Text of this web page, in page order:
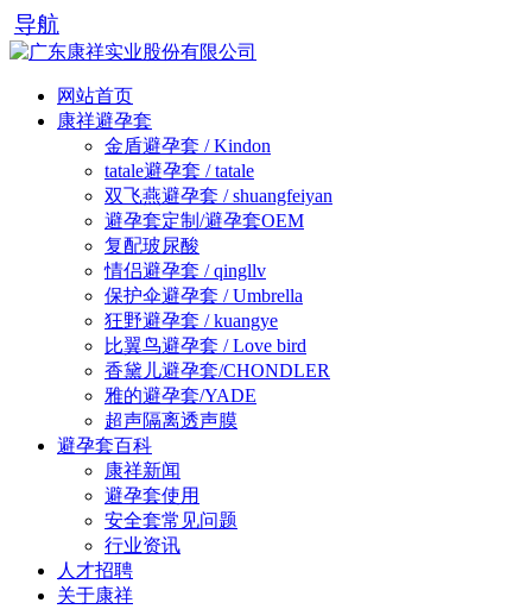
导航
网站首页
康祥避孕套
金盾避孕套 / Kindon
tatale避孕套 / tatale
双飞燕避孕套 / shuangfeiyan
避孕套定制/避孕套OEM
复配玻尿酸
情侣避孕套 / qingllv
保护伞避孕套 / Umbrella
狂野避孕套 / kuangye
比翼鸟避孕套 / Love bird
香黛儿避孕套/CHONDLER
雅的避孕套/YADE
超声隔离透声膜
避孕套百科
康祥新闻
避孕套使用
安全套常见问题
行业资讯
人才招聘
关于康祥